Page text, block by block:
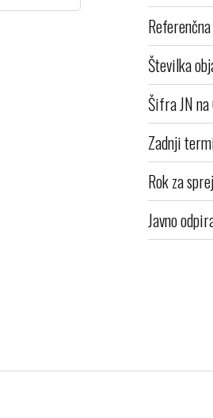
Številka
Šifra JN
Zadnji
Rok za
Javno